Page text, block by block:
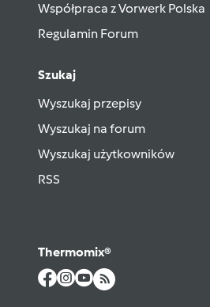
Współpraca z Vorwerk Polska
Regulamin Forum
Szukaj
Wyszukaj przepisy
Wyszukaj na forum
Wyszukaj użytkowników
RSS
Thermomix®